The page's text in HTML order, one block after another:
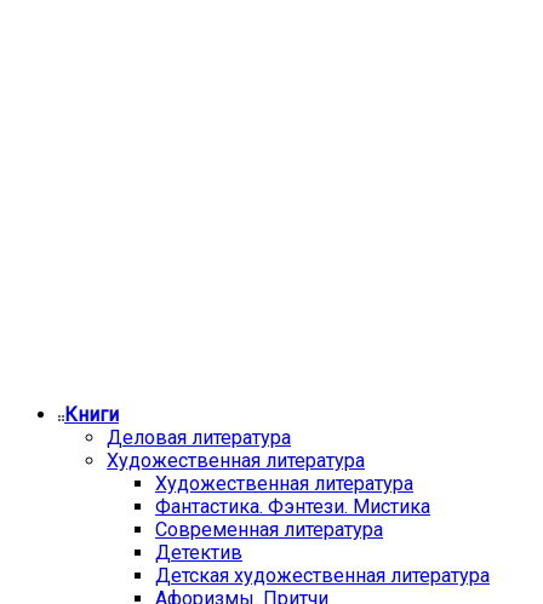
Книги
Деловая литература
Художественная литература
Художественная литература
Фантастика. Фэнтези. Мистика
Современная литература
Детектив
Детская художественная литература
Афоризмы. Притчи